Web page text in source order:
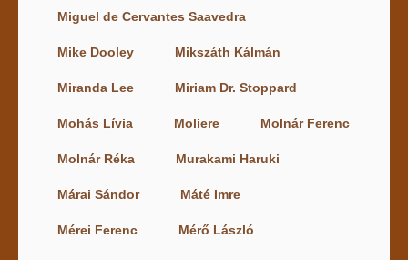
Miguel de Cervantes Saavedra
Mike Dooley Mikszáth Kálmán
Miranda Lee Miriam Dr. Stoppard
Mohás Lívia Moliere Molnár Ferenc
Molnár Réka Murakami Haruki
Márai Sándor Máté Imre
Mérei Ferenc Mérő László